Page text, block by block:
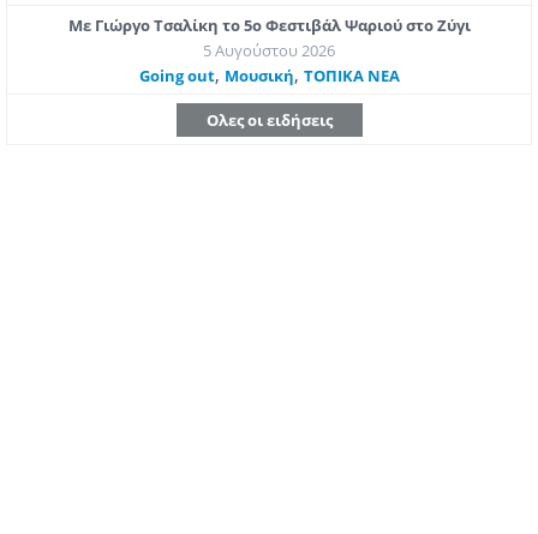
Με Γιώργο Τσαλίκη το 5ο Φεστιβάλ Ψαριού στο Ζύγι
5 Αυγούστου 2026
Going out, Μουσική, ΤΟΠΙΚΑ ΝΕΑ
Ολες οι ειδήσεις